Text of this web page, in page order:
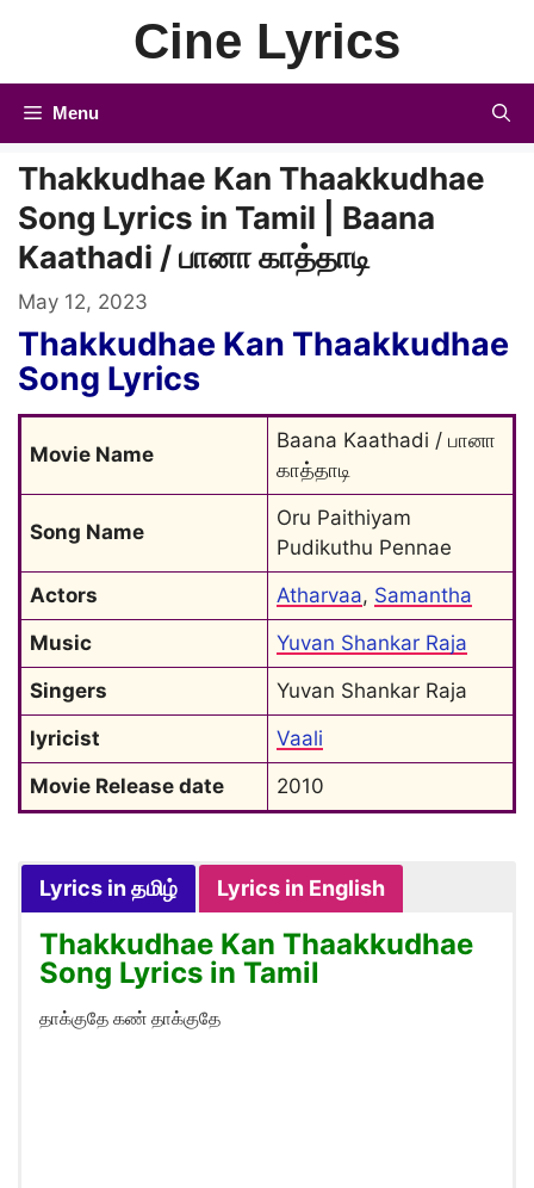
Cine Lyrics
Menu
Thakkudhae Kan Thaakkudhae
Song Lyrics in Tamil | Baana
Kaathadi / பானா காத்தாடி
May 12, 2023
Thakkudhae Kan Thaakkudhae
Song Lyrics
Movie Name
Baana Kaathadi / பானா
காத்தாடி
Song Name
Oru Paithiyam
Pudikuthu Pennae
Actors
Atharvaa, Samantha
Music
Yuvan Shankar Raja
Singers
Yuvan Shankar Raja
lyricist
Vaali
Movie Release date
2010
Lyrics in தமிழ் Lyrics in English
Thakkudhae Kan Thaakkudhae
Song Lyrics in Tamil
தாக்குதே கண் தாக்குதே